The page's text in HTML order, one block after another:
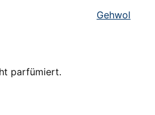
Gehwol
parfümiert.